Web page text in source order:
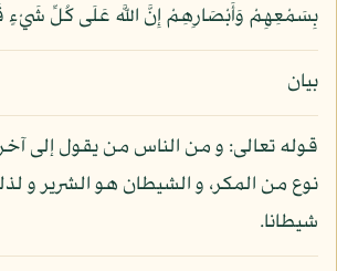
بِسَمْعِهِمْ وَأَبْصَارِهِمْ إِنَّ اللَّه عَلَى كُلِّ شَيْءٍ
بيان
قوله تعالى: و من الناس من يقول إلى آخر
نوع من المكر، و الشيطان هو الشرير و
شيطانا.